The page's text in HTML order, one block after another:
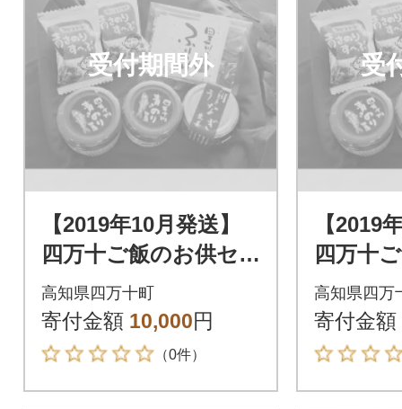
受付期間外
【2019年10月発送】
四万十ご飯のお供セ
ット Ess-01
高知県四万十町
寄付金額 10,000円
（0件）
受
【2019
四万十
ット
高知県四万
寄付金額